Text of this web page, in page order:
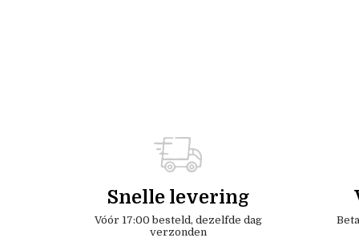
Snelle levering
Vóór 17:00 besteld, dezelfde dag
verzonden